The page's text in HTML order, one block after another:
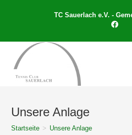
TC Sauerlach e.V. -
Unsere Anlage
Startseite > Unsere Anlage